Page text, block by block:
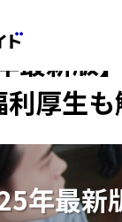
最新版
厚生
年最